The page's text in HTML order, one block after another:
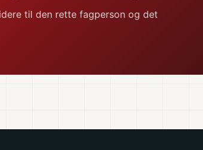
til den rette fagperson og det